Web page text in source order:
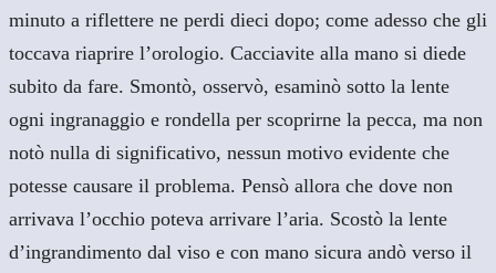
minuto a riflettere ne perdi dieci dopo; come adesso che gli
toccava riaprire l’orologio. Cacciavite alla mano si diede
subito da fare. Smontò, osservò, esaminò sotto la lente
ogni ingranaggio e rondella per scoprirne la pecca, ma non
notò nulla di significativo, nessun motivo evidente che
potesse causare il problema. Pensò allora che dove non
arrivava l’occhio poteva arrivare l’aria. Scostò la lente
d’ingrandimento dal viso e con mano sicura andò verso il